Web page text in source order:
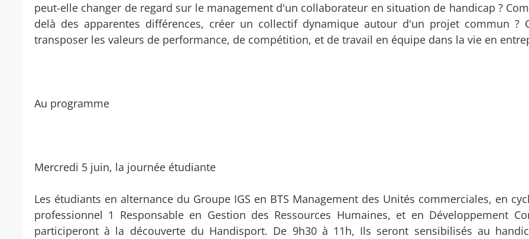
peut-elle changer de regard sur le management d'un collaborateur en situation de handicap ?
delà des apparentes différences, créer un collectif dynamique autour d'un projet commun ?
transposer les valeurs de performance, de compétition, et de travail en équipe dans la vie en
Au programme
Mercredi 5 juin, la journée étudiante
Les étudiants en alternance du Groupe IGS en BTS Management des Unités commerciales, en
professionnel 1 Responsable en Gestion des Ressources Humaines, et en Développement
participeront à la découverte du Handisport. De 9h30 à 11h, Ils seront sensibilisés au